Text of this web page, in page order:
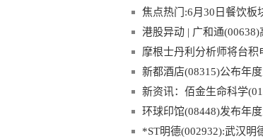
焦点热门:6月30日餐饮板
港股异动 | 广和通
摩根士丹利分析师将台积
新都酒店(08315)公布年
新资讯：佰金生命科学
环球印馆(08448)发布年
*ST明德(002932):武汉明